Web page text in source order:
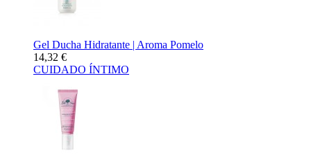
Gel Ducha Hidratante | Aroma Pomelo
14,32 €
CUIDADO ÍNTIMO